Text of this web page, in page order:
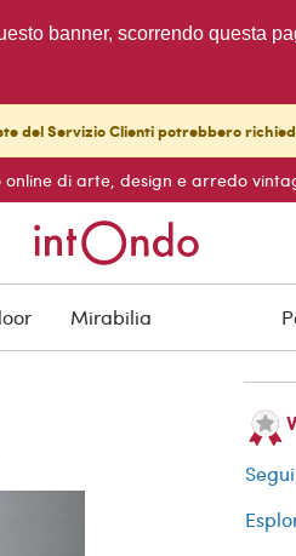
banner, scorrendo questa
del Servizio Clienti potrebbero
online di arte, design e arredo
Mirabilia